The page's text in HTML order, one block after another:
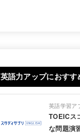
英語力アップにおすす
英語学習ア
TOEICス
な問題演